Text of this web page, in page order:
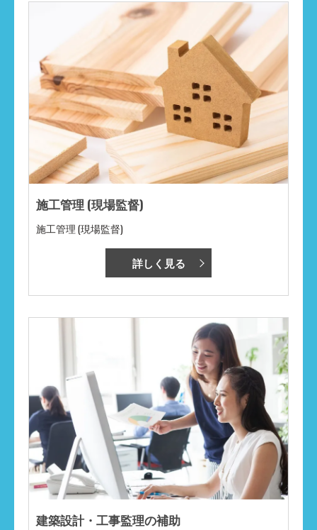
施工管理 (現場監督)
施工管理 (現場監督)
詳しく見る
建築設計・工事監理の補助